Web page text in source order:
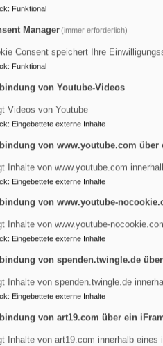
stellen,
Boden") propagieren,
verächtlich machen sowie
betreiben.
für die Demokratie
Glaubens:
mit rechtsextremem
bezeugt wird, ist das eine
von Barmen, 1934, Zitat aus
wir sind alle Kinder
vorgelebt, wie wir in
lieben von ganzem
deinen Nächsten lieben wie
untrennbar zusammen.
: Funktional
Manager(immer erforderlich)
Consent speichert Ihre
: Funktional
von Youtube-Videos
Videos von Youtube
: Eingebettete externe Inhalte
von www.youtube.com über
Inhalte von www.youtube.com
: Eingebettete externe Inhalte
von www.youtube-
Inhalte von www.youtube-
: Eingebettete externe Inhalte
von spenden.twingle.de
Inhalte von spenden.twingle.de
: Eingebettete externe Inhalte
von art19.com über ein
Inhalte von art19.com innerhalb eines